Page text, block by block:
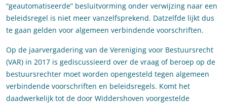
“geautomatiseerde” besluitvorming onder verwijzing naar een
beleidsregel is niet meer vanzelfsprekend. Datzelfde lijkt dus
te gaan gelden voor algemeen verbindende voorschriften.
Op de jaarvergadering van de Vereniging voor Bestuursrecht
(VAR) in 2017 is gediscussieerd over de vraag of beroep op de
bestuursrechter moet worden opengesteld tegen algemeen
verbindende voorschriften en beleidsregels. Komt het
daadwerkelijk tot de door Widdershoven voorgestelde